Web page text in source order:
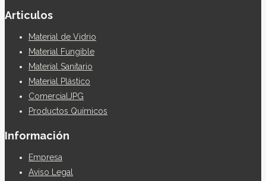
Articulos
Material de Vidrio
Material Fungible
Material Sanitario
Material Plástico
ComercialJPG
Productos Químicos
Información
Empresa
Aviso Legal